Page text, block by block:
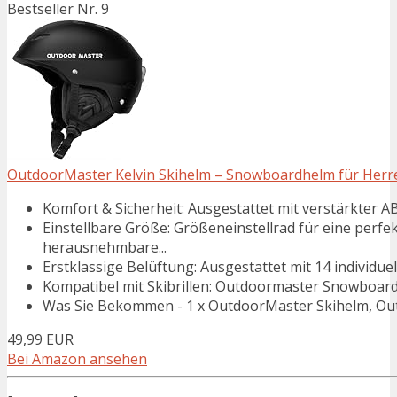
Bestseller Nr. 9
OutdoorMaster Kelvin Skihelm – Snowboardhelm für
Komfort & Sicherheit: Ausgestattet mit verstärkter
Einstellbare Größe: Größeneinstellrad für eine
herausnehmbare...
Erstklassige Belüftung: Ausgestattet mit 14
Kompatibel mit Skibrillen: Outdoormaster
Was Sie Bekommen - 1 x OutdoorMaster Skihelm,
49,99 EUR
Bei Amazon ansehen